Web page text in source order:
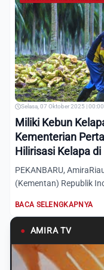
Selasa, 07 Oktober 2025 |
Miliki Kebun
Kementerian
Hilirisasi Kelapa di
PEKANBARU,
(Kementan) Republik
BACA SELENGKAPNYA
● AMIRA TV